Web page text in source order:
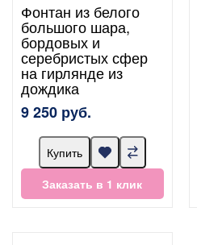
Фонтан из белого
большого шара,
бордовых и
серебристых сфер
на гирлянде из
дождика
9 250 руб.
Купить
Заказать в 1 клик